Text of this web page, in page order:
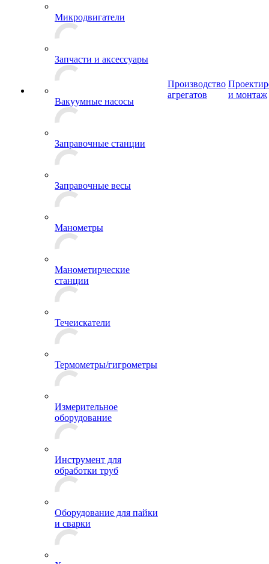
Микродвигатели
Запчасти и аксессуары
Вакуумные насосы
Заправочные станции
Заправочные весы
Манометры
Манометирческие
станции
Течеискатели
Термометры/гигрометры
Измерительное
оборудование
Инструмент для
обработки труб
Оборудование для пайки
и сварки
Производство
агрегатов
и монтаж